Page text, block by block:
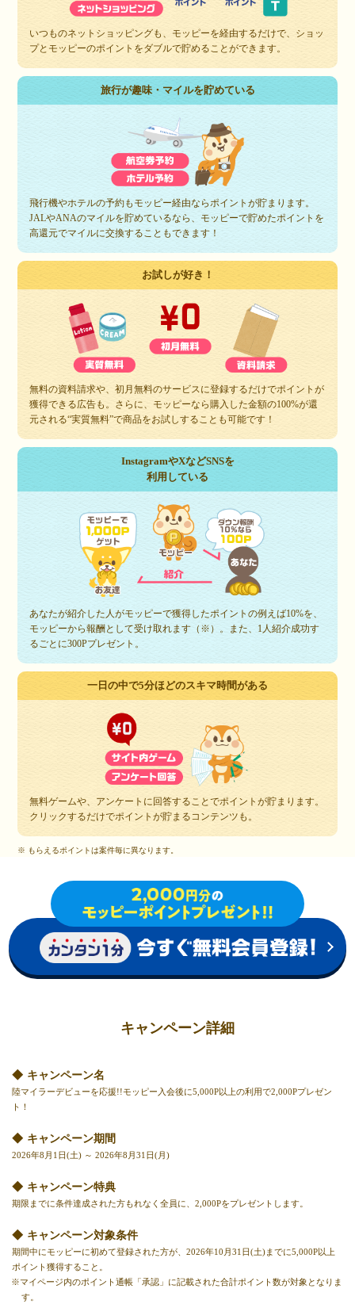
いつものネットショッピングも、モッピーを経由するだけで、ショッ
プとモッピーのポイントをダブルで貯めることができます。
旅行が趣味・マイルを貯めている
飛行機やホテルの予約もモッピー経由ならポイントが貯まります。
JALやANAのマイルを貯めているなら、モッピーで貯めたポイントを
高還元でマイルに交換することもできます！
お試しが好き！
無料の資料請求や、初月無料のサービスに登録するだけでポイントが
獲得できる広告も。さらに、モッピーなら購入した金額の100%が還
元される“実質無料”で商品をお試しすることも可能です！
InstagramやXなどSNSを
利用している
あなたが紹介した人がモッピーで獲得したポイントの例えば10%を、
モッピーから報酬として受け取れます（※）。また、1人紹介成功す
るごとに300Pプレゼント。
一日の中で5分ほどのスキマ時間がある
無料ゲームや、アンケートに回答することでポイントが貯まります。
クリックするだけでポイントが貯まるコンテンツも。
※ もらえるポイントは案件毎に異なります。
キャンペーン詳細
キャンペーン名
陸マイラーデビューを応援!!モッピー入会後に5,000P以上の利用で2,000Pプレゼン
ト！
キャンペーン期間
2026年8月1日(土) ～ 2026年8月31日(月)
キャンペーン特典
期限までに条件達成された方もれなく全員に、2,000Pをプレゼントします。
キャンペーン対象条件
期間中にモッピーに初めて登録された方が、2026年10月31日(土)までに5,000P以上
ポイント獲得すること。
※マイページ内のポイント通帳「承認」に記載された合計ポイント数が対象となりま
す。